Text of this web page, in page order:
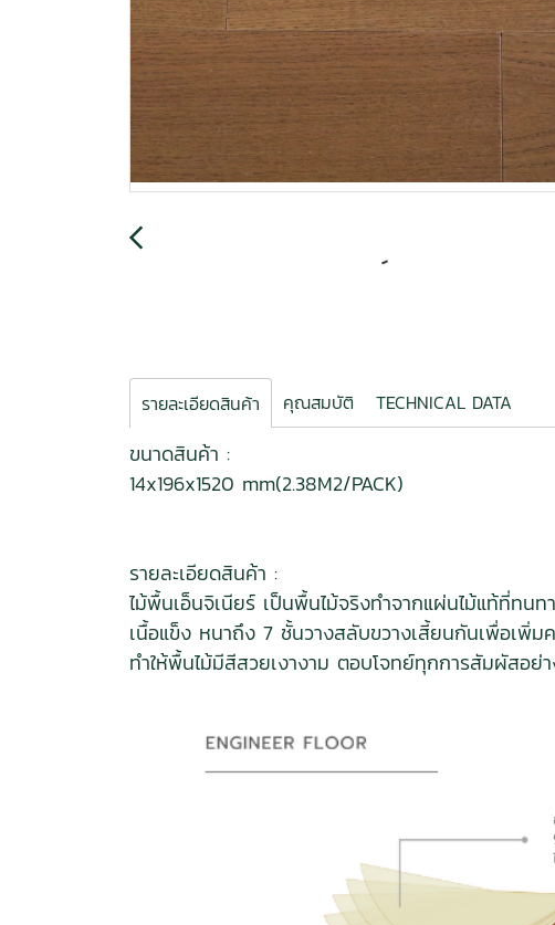
รายละเอียดสินค้า คุณสมบัติ TECHNICAL DATA
ขนาดสินค้า :
14x196x1520 mm(2.38M2/PACK)
รายละเอียดสินค้า :
ไม้พื้นเอ็นจิเนียร์ เป็นพื้นไม้จริงทำจากแผ่นไม้แท้ที่ท
เนื้อแข็ง หนาถึง 7 ชั้นวางสลับขวางเสี้ยนกันเพื่อเพิ่
ทำให้พื้นไม้มีสีสวยเงางาม ตอบโจทย์ทุกการสัมผัสอย่